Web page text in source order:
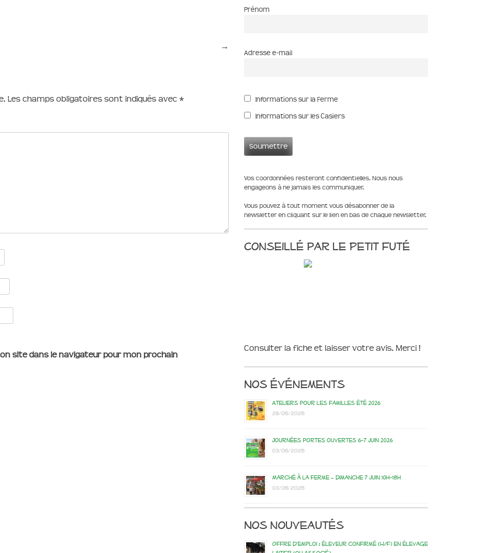
→
Les champs obligatoires sont indiqués avec *
site dans le navigateur pour mon prochain
Prénom
Adresse e-mail
Informations sur la Ferme
Informations sur les Casiers
Vos coordonnées resteront confidentielles. Nous nous
engageons à ne jamais les communiquer.
Vous pouvez à tout moment vous désabonner de la
newsletter en cliquant sur le lien en bas de chaque newsletter.
Conseillé par le Petit Futé
Consulter la fiche et laisser votre avis. Merci !
Nos événements
Ateliers pour les familles été 2026
28/06/2026
Journées portes ouvertes 6-7 juin 2026
03/06/2026
Marché à la ferme – dimanche 7 juin 10h-18h
03/06/2026
Nos nouveautés
Offre d’emploi : éleveur confirmé (H/F) en élevage